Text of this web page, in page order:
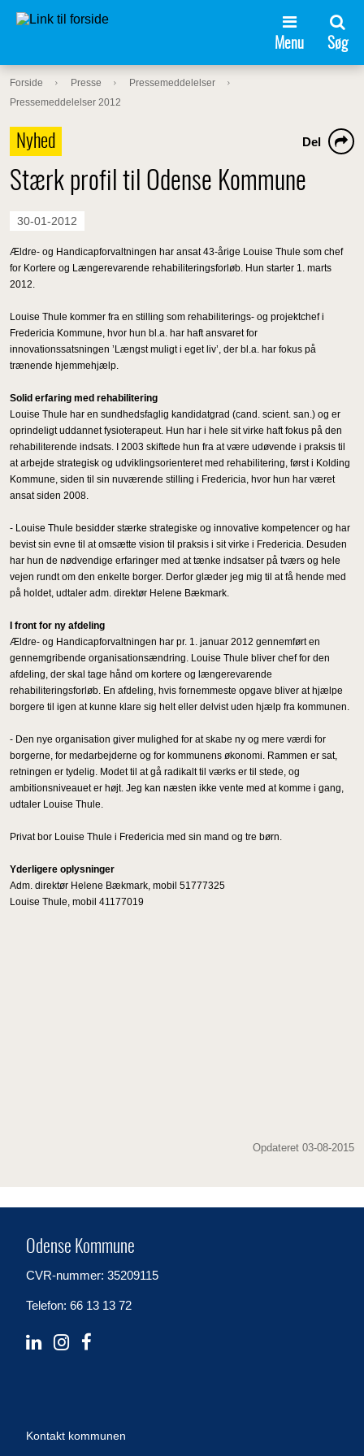
Menu Søg
Forside Presse
Pressemeddelelser
Pressemeddelelser 2012
Nyhed
Stærk profil til Odense Kommune
Del
30-01-2012
Ældre- og Handicapforvaltningen har ansat 43-årige Louise Thule som chef
for Kortere og Længerevarende rehabiliteringsforløb. Hun starter 1. marts
2012.
Louise Thule kommer fra en stilling som rehabiliterings- og projektchef i
Fredericia Kommune, hvor hun bl.a. har haft ansvaret for
innovationssatsningen ’Længst muligt i eget liv’, der bl.a. har fokus på
trænende hjemmehjælp.
Solid erfaring med rehabilitering
Louise Thule har en sundhedsfaglig kandidatgrad (cand. scient. san.) og er
oprindeligt uddannet fysioterapeut. Hun har i hele sit virke haft fokus på den
rehabiliterende indsats. I 2003 skiftede hun fra at være udøvende i praksis til
at arbejde strategisk og udviklingsorienteret med rehabilitering, først i Kolding
Kommune, siden til sin nuværende stilling i Fredericia, hvor hun har været
ansat siden 2008.
- Louise Thule besidder stærke strategiske og innovative kompetencer og har
bevist sin evne til at omsætte vision til praksis i sit virke i Fredericia. Desuden
har hun de nødvendige erfaringer med at tænke indsatser på tværs og hele
vejen rundt om den enkelte borger. Derfor glæder jeg mig til at få hende med
på holdet, udtaler adm. direktør Helene Bækmark.
I front for ny afdeling
Ældre- og Handicapforvaltningen har pr. 1. januar 2012 gennemført en
gennemgribende organisationsændring. Louise Thule bliver chef for den
afdeling, der skal tage hånd om kortere og længerevarende
rehabiliteringsforløb. En afdeling, hvis fornemmeste opgave bliver at hjælpe
borgere til igen at kunne klare sig helt eller delvist uden hjælp fra kommunen.
- Den nye organisation giver mulighed for at skabe ny og mere værdi for
borgerne, for medarbejderne og for kommunens økonomi. Rammen er sat,
retningen er tydelig. Modet til at gå radikalt til værks er til stede, og
ambitionsniveauet er højt. Jeg kan næsten ikke vente med at komme i gang,
udtaler Louise Thule.
Privat bor Louise Thule i Fredericia med sin mand og tre børn.
Yderligere oplysninger
Adm. direktør Helene Bækmark, mobil 51777325
Louise Thule, mobil 41177019
Opdateret 03-08-2015
Odense Kommune
CVR-nummer: 35209115
Telefon: 66 13 13 72
Kontakt kommunen